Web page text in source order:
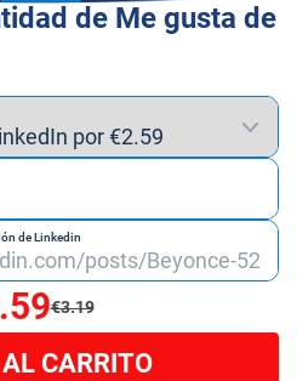
de Me gusta de
de Linkedin
CARRITO
€3.19